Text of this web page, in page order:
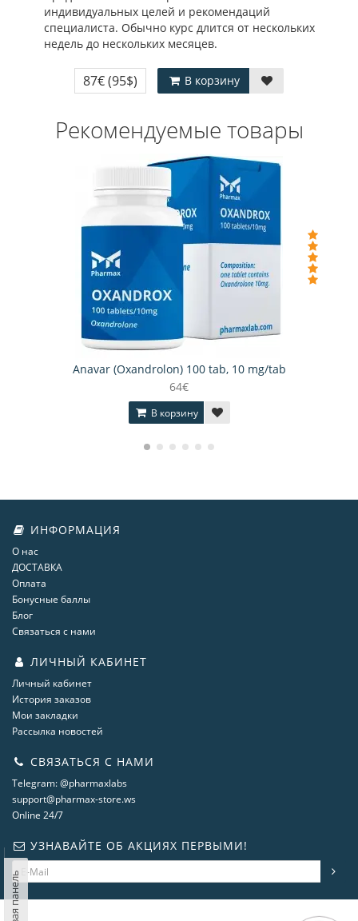
индивидуальных целей и рекомендаций
специалиста. Обычно курс длится от нескольких
недель до нескольких месяцев.
87€(95$) В корзину
Рекомендуемые товары
Anavar (Oxandrolon) 100 tab, 10 mg/tab
64€
В корзину
ИНФОРМАЦИЯ
О нас
ДОСТАВКА
Оплата
Бонусные баллы
Блог
Связаться с нами
ЛИЧНЫЙ КАБИНЕТ
Личный кабинет
История заказов
Мои закладки
Рассылка новостей
СВЯЗАТЬСЯ С НАМИ
Telegram: @pharmaxlabs
support@pharmax-store.ws
Online 24/7
УЗНАВАЙТЕ ОБ АКЦИЯХ ПЕРВЫМИ!
Левая панель